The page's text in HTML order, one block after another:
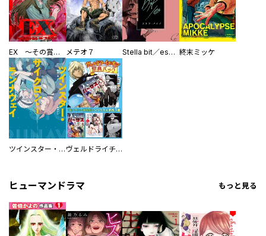
EX ～その賞金稼ぎは、世界の出口を探す～【単行本版】 メテオ７ Stella bit／es【単話版】 終末ミッケ
ツインスター・サイクロン・ランナウェイ ヴェルドライチオシ聖典パック 『転スラ』ミニ画集付き シリウス人気作３選
ヒューマンドラマ もっと見る